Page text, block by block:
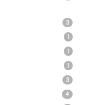
3
1
1
1
3
4